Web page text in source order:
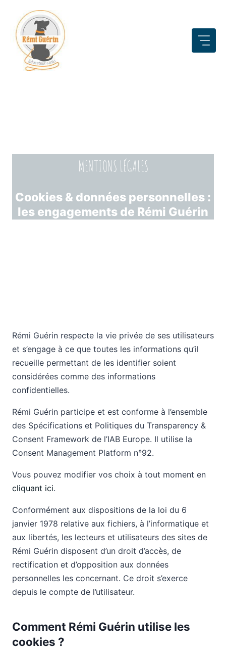
contenu
MENTIONS LÉGALES
Cookies & données personnelles :
les engagements de Rémi Guérin
Rémi Guérin respecte la vie privée de ses utilisateurs
et s’engage à ce que toutes les informations qu’il
recueille permettant de les identifier soient
considérées comme des informations
confidentielles.
Rémi Guérin participe et est conforme à l’ensemble
des Spécifications et Politiques du Transparency &
Consent Framework de l’IAB Europe. Il utilise la
Consent Management Platform n°92.
Vous pouvez modifier vos choix à tout moment en
cliquant ici.
Conformément aux dispositions de la loi du 6
janvier 1978 relative aux fichiers, à l’informatique et
aux libertés, les lecteurs et utilisateurs des sites de
Rémi Guérin disposent d’un droit d’accès, de
rectification et d’opposition aux données
personnelles les concernant. Ce droit s’exerce
depuis le compte de l’utilisateur.
Comment Rémi Guérin utilise les
cookies ?